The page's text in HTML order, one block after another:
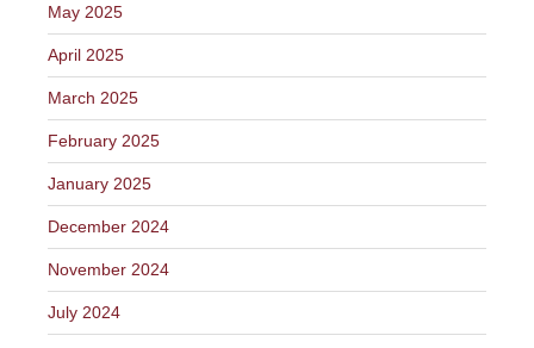
May 2025
April 2025
March 2025
February 2025
January 2025
December 2024
November 2024
July 2024